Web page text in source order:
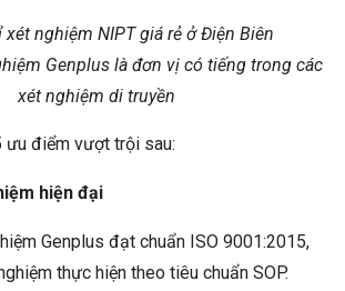
Genplus là đơn vị có tiếng trong các
xét nghiệm di truyền
ưu điểm vượt trội sau:
hiện đại
Genplus đạt chuẩn ISO 9001:2015,
thực hiện theo tiêu chuẩn SOP.